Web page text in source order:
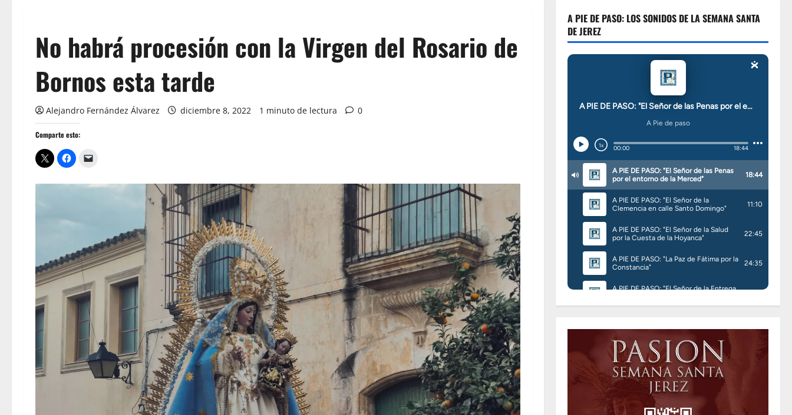
No habrá procesión con la Virgen del Rosario de
Bornos esta tarde
Alejandro Fernández Álvarez diciembre 8, 2022 1 minuto de lectura 0
Comparte esto:
A PIE DE PASO: LOS SONIDOS DE LA SEMANA SANTA
DE JEREZ